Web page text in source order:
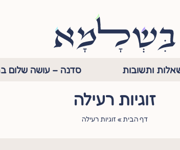
ותשובות סדנה – עושה שלום
זוגיות רעילה
דף הבית » זוגיות רעילה